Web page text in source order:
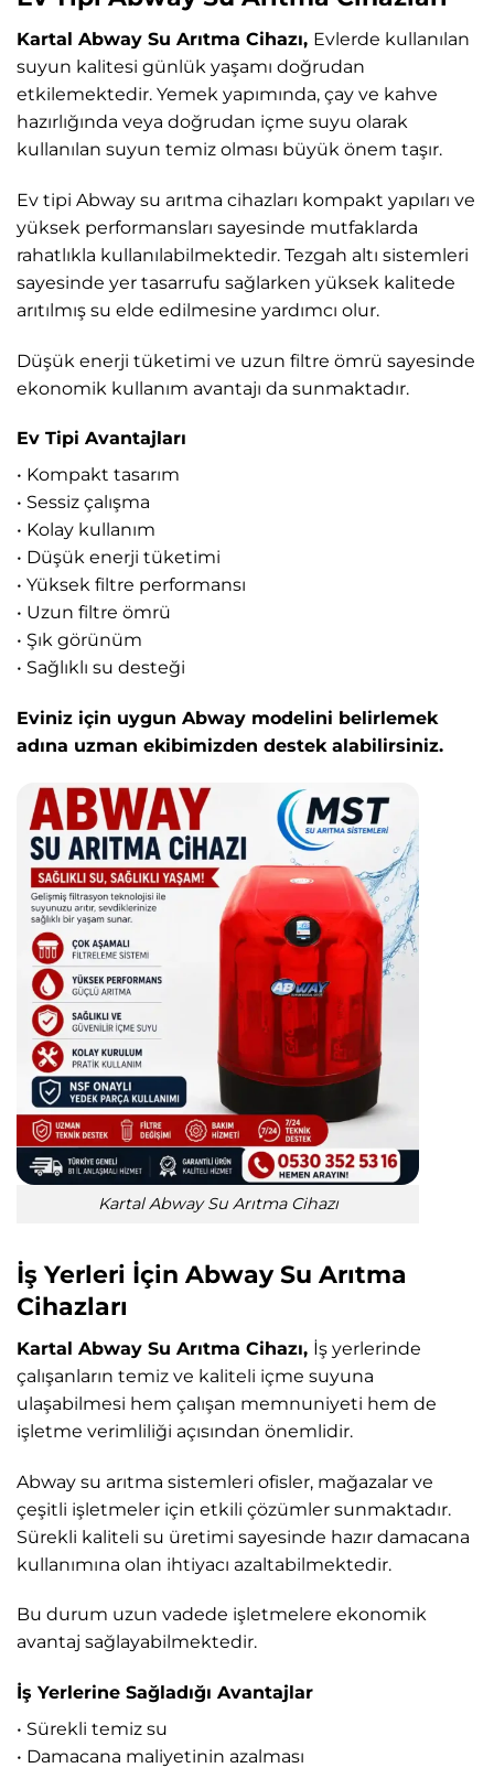
Kartal Abway Su Arıtma Cihazı, Evlerde kullanılan
suyun kalitesi günlük yaşamı doğrudan
etkilemektedir. Yemek yapımında, çay ve kahve
hazırlığında veya doğrudan içme suyu olarak
kullanılan suyun temiz olması büyük önem taşır.
Ev tipi Abway su arıtma cihazları kompakt yapıları ve
yüksek performansları sayesinde mutfaklarda
rahatlıkla kullanılabilmektedir. Tezgah altı sistemleri
sayesinde yer tasarrufu sağlarken yüksek kalitede
arıtılmış su elde edilmesine yardımcı olur.
Düşük enerji tüketimi ve uzun filtre ömrü sayesinde
ekonomik kullanım avantajı da sunmaktadır.
Ev Tipi Avantajları
• Kompakt tasarım
• Sessiz çalışma
• Kolay kullanım
• Düşük enerji tüketimi
• Yüksek filtre performansı
• Uzun filtre ömrü
• Şık görünüm
• Sağlıklı su desteği
Eviniz için uygun Abway modelini belirlemek
adına uzman ekibimizden destek alabilirsiniz.
Kartal Abway Su Arıtma Cihazı
İş Yerleri İçin Abway Su Arıtma
Cihazları
Kartal Abway Su Arıtma Cihazı, İş yerlerinde
çalışanların temiz ve kaliteli içme suyuna
ulaşabilmesi hem çalışan memnuniyeti hem de
işletme verimliliği açısından önemlidir.
Abway su arıtma sistemleri ofisler, mağazalar ve
çeşitli işletmeler için etkili çözümler sunmaktadır.
Sürekli kaliteli su üretimi sayesinde hazır damacana
kullanımına olan ihtiyacı azaltabilmektedir.
Bu durum uzun vadede işletmelere ekonomik
avantaj sağlayabilmektedir.
İş Yerlerine Sağladığı Avantajlar
• Sürekli temiz su
• Damacana maliyetinin azalması